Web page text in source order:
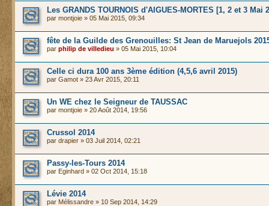
Les GRANDS TOURNOIS d'AIGUES-MORTES [1, 2 et 3 Mai
par montjoie » 05 Mai 2015, 09:34
fête de la Guilde des Grenouilles: St Jean de Maruejols
par philip de villedieu » 05 Mai 2015, 10:04
Celle ci dura 100 ans 3ème édition (4,5,6 avril 2015)
par Gamot » 23 Avr 2015, 20:11
Un WE chez le Seigneur de TAUSSAC
par montjoie » 20 Août 2014, 19:56
Crussol 2014
par drapier » 03 Juil 2014, 02:21
Passy-les-Tours 2014
par Eginhard » 02 Oct 2014, 15:18
Lévie 2014
par Mélissandre » 10 Sep 2014, 14:29